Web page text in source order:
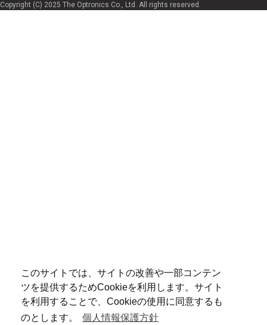
このサイトでは、サイトの改善や一部コンテン
ツを提供するためCookieを利用します。サイト
を利用することで、Cookieの使用に同意するも
のとします。
個人情報保護方針
Copyright (C) 2025 The Optronics Co., Ltd. All rights reserved.